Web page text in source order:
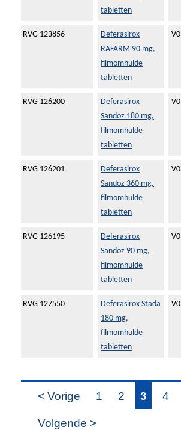
tabletten
RVG 123856
Deferasirox
RAFARM 90 mg,
filmomhulde
tabletten
RVG 126200
Deferasirox
Sandoz 180 mg,
filmomhulde
tabletten
RVG 126201
Deferasirox
Sandoz 360 mg,
filmomhulde
tabletten
RVG 126195
Deferasirox
Sandoz 90 mg,
filmomhulde
tabletten
RVG 127550
Deferasirox Stada
180 mg,
filmomhulde
tabletten
< Vorige 1 2 3 4
Volgende >